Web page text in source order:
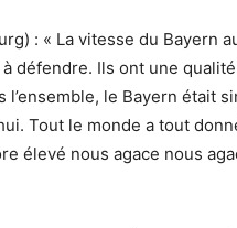
: « La vitesse du Bayern
défendre. Ils ont une
l’ensemble, le Bayern était
Tout le monde a tout
élevé nous agace nous